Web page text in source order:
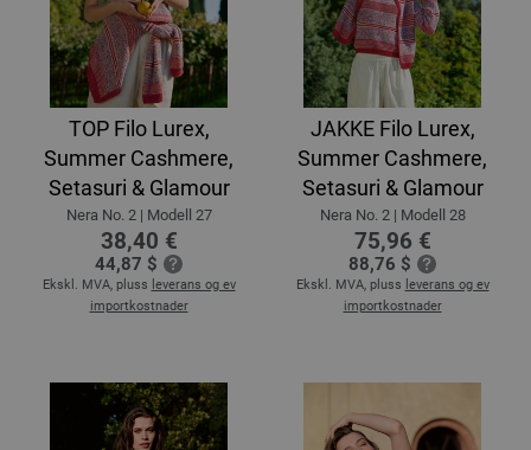
TOP Filo Lurex,
Summer Cashmere,
Setasuri & Glamour
Nera No. 2 | Modell 27
38,40 €
44,87 $
Ekskl. MVA, pluss leverans og ev
importkostnader
JAKKE Filo Lurex,
Summer Cashmere,
Setasuri & Glamour
Nera No. 2 | Modell 28
75,96 €
88,76 $
Ekskl. MVA, pluss leverans og ev
importkostnader